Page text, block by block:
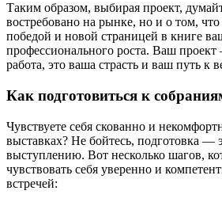
Таким образом, выбирая проект,
востребовано на рынке, но и о том, что
победой и новой страницей в книге
профессионального роста. Ваш
работа, это ваша страсть и ваш путь к
Как подготовиться к
Чувствуете себя скованно и
выставках? Не бойтесь, подготовка
выступлению. Вот несколько шагов,
чувствовать себя уверенно и
встречей: